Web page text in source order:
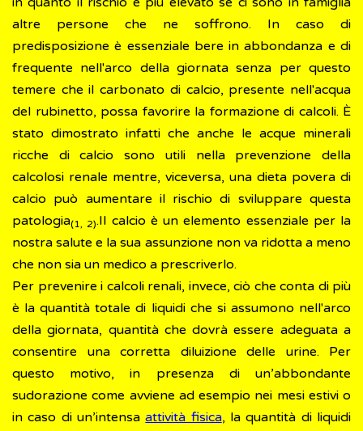
altre persone che ne soffrono. In caso di
predisposizione è essenziale bere in abbondanza e di
frequente nell'arco della giornata senza per questo
temere che il carbonato di calcio, presente nell'acqua
del rubinetto, possa favorire la formazione di calcoli. È
stato dimostrato infatti che anche le acque minerali
ricche di calcio sono utili nella prevenzione della
calcolosi renale mentre, viceversa, una dieta povera di
calcio può aumentare il rischio di sviluppare questa
patologia(1, 2).Il calcio è un elemento essenziale per la
nostra salute e la sua assunzione non va ridotta a meno
che non sia un medico a prescriverlo.
Per prevenire i calcoli renali, invece, ciò che conta di più
è la quantità totale di liquidi che si assumono nell'arco
della giornata, quantità che dovrà essere adeguata a
consentire una corretta diluizione delle urine. Per
questo motivo, in presenza di un’abbondante
sudorazione come avviene ad esempio nei mesi estivi o
in caso di un’intensaattività fisica, la quantità di liquidi